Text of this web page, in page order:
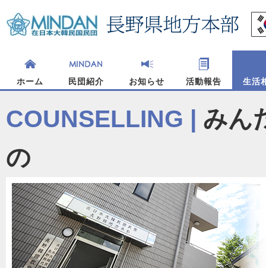
ホーム 民団紹介 お知らせ 活動報告 生活
COUNSELLING | みん
の